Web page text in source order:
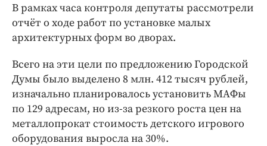
В рамках часа контроля депутаты рассмотрели
отчёт о ходе работ по установке малых
архитектурных форм во дворах.
Всего на эти цели по предложению Городской
Думы было выделено 8 млн. 412 тысяч рублей,
изначально планировалось установить МАФы
по 129 адресам, но из-за резкого роста цен на
металлопрокат стоимость детского игрового
оборудования выросла на 30%.